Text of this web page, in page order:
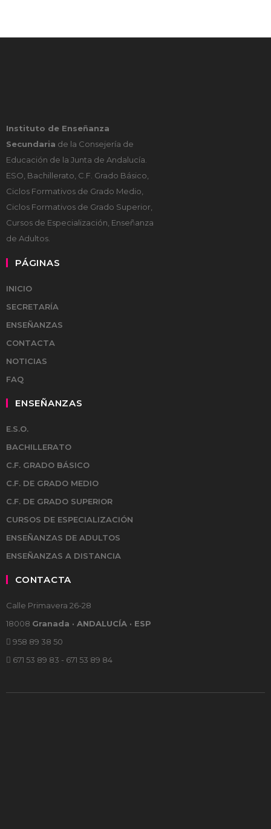
Instituto de Enseñanza
Secundaria de la Consejería de
Educación de la Junta de Andalucía.
ESO, Bachillerato, C.F. Grado Básico,
Ciclos Formativos de Grado Medio,
Ciclos Formativos de Grado Superior,
Cursos de Especialización, Enseñanza
de Adultos.
PÁGINAS
INICIO
SECRETARÍA
ENSEÑANZAS
CONTACTA
NOTICIAS
FAQ
ENSEÑANZAS
E.S.O.
BACHILLERATO
C.F. GRADO BÁSICO
C.F. DE GRADO MEDIO
C.F. DE GRADO SUPERIOR
CURSOS DE ESPECIALIZACIÓN
ENSEÑANZAS DE ADULTOS
ENSEÑANZAS A DISTANCIA
CONTACTA
Calle Primavera 26-28
18008 Granada · ANDALUCÍA · ESP
958 89 38 50
671 53 89 83 - 671 53 89 84